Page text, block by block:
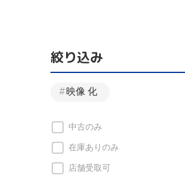
絞り込み
映像 化
中古のみ
在庫ありのみ
店舗受取可